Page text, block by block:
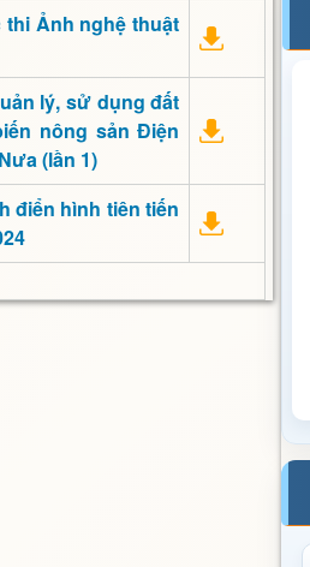
Ảnh nghệ thuật
lý, sử dụng đất
nông sản Điện
(lần 1)
điển hình tiên tiến